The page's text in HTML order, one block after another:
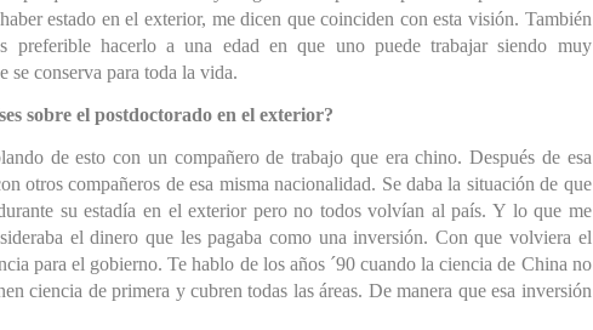
estado en el exterior, me dicen que coinciden con esta visión. También
preferible hacerlo a una edad en que uno puede trabajar siendo muy
se conserva para toda la vida.
sobre el postdoctorado en el exterior?
de esto con un compañero de trabajo que era chino. Después de esa
otros compañeros de esa misma nacionalidad. Se daba la situación de que
su estadía en el exterior pero no todos volvían al país. Y lo que me
el dinero que les pagaba como una inversión. Con que volviera el
para el gobierno. Te hablo de los años ´90 cuando la ciencia de China no
ciencia de primera y cubren todas las áreas. De manera que esa inversión